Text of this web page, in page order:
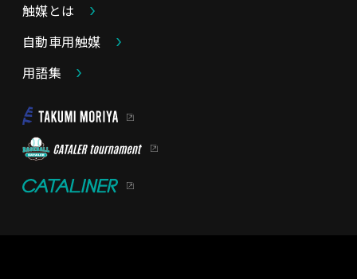
触媒とは
自動車用触媒
用語集